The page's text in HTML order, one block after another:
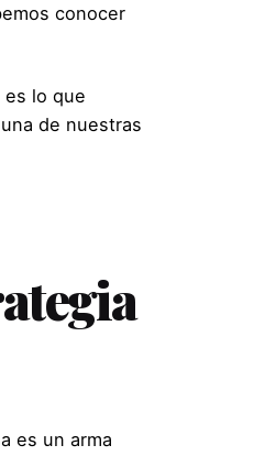
conocer
lo que
de nuestras
es un arma